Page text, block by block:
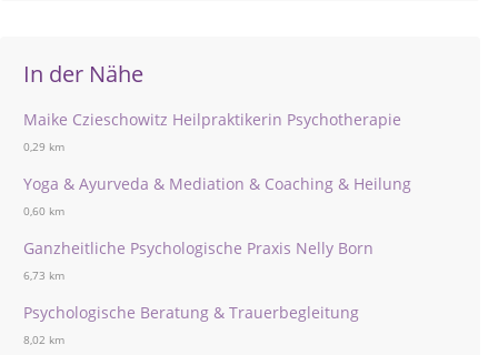
In der Nähe
Maike Czieschowitz Heilpraktikerin Psychotherapie
0,29 km
Yoga & Ayurveda & Mediation & Coaching & Heilung
0,60 km
Ganzheitliche Psychologische Praxis Nelly Born
6,73 km
Psychologische Beratung & Trauerbegleitung
8,02 km